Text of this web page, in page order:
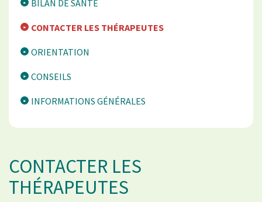
BILAN DE SANTÉ
CONTACTER LES THÉRAPEUTES
ORIENTATION
CONSEILS
INFORMATIONS GÉNÉRALES
CONTACTER LES
THÉRAPEUTES